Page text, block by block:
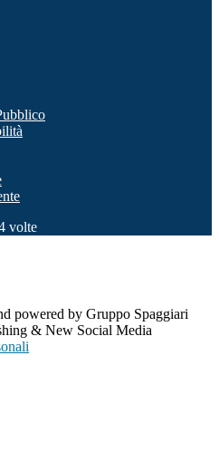
volte
powered by Gruppo Spaggiari
& New Social Media